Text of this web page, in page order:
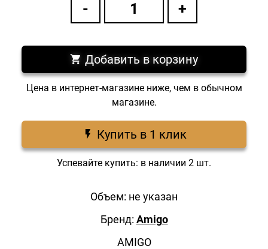
Добавить в корзину
Цена в интернет-магазине ниже, чем в обычном
магазине.
Купить в 1 клик
Успевайте купить: в наличии 2 шт.
Объем: не указан
Бренд: Amigo
AMIGO